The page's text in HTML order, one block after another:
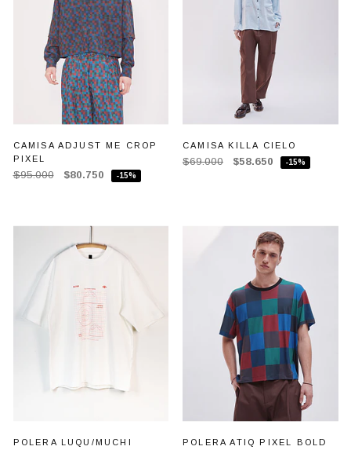
CAMISA ADJUST ME CROP
PIXEL
$95.000 $80.750 -15%
CAMISA KILLA CIELO
$69.000 $58.650 -15%
POLERA LUQU/MUCHI
POLERA ATIQ PIXEL BOLD